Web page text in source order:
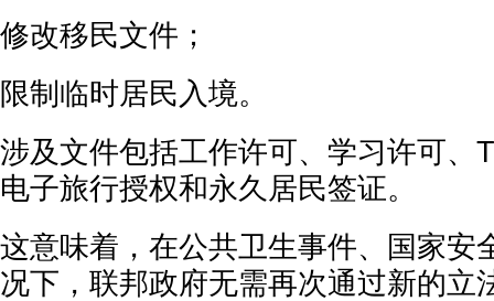
修改移民文件；
限制临时居民入境。
涉及文件包括工作许可、学习许可、
电子旅行授权和永久居民签证。
这意味着，在公共卫生事件、国家安
况下，联邦政府无需再次通过新的立